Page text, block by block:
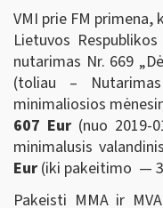
VMI prie FM primena,
Lietuvos
nutarimas Nr. 669
(toliau –
minimaliosios
607 Eur (nuo 2019-
minimalusis
Eur (iki pakeitimo —
Pakeisti MMA ir